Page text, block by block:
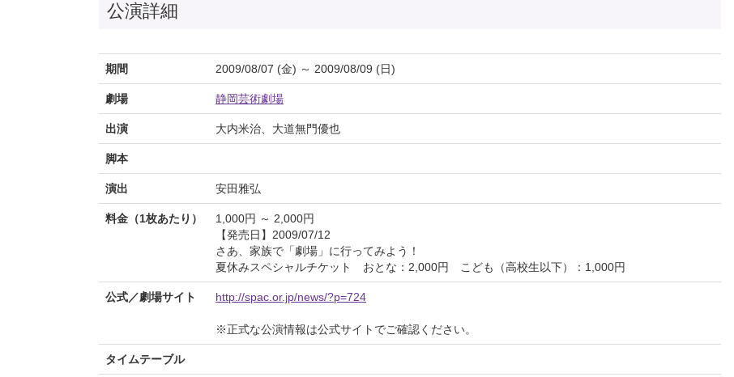
公演詳細
期間 2009/08/07 (金) ～ 2009/08/09 (日)
劇場 静岡芸術劇場
出演 大内米治、大道無門優也
脚本
演出 安田雅弘
料金（1枚あたり）
1,000円 ～ 2,000円
【発売日】2009/07/12
さあ、家族で「劇場」に行ってみよう！
夏休みスペシャルチケット おとな：2,000円 こども（高校生以下）：1,000円
公式／劇場サイト http://spac.or.jp/news/?p=724
※正式な公演情報は公式サイトでご確認ください。
タイムテーブル